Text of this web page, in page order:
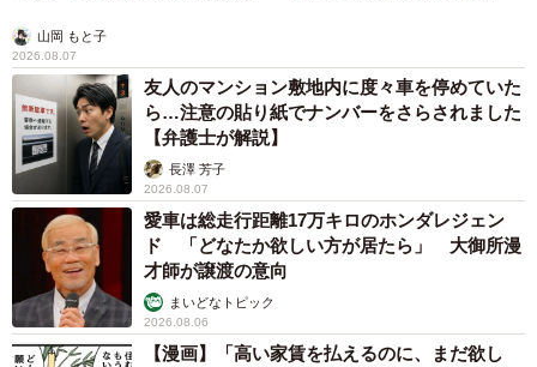
ルを購入したという人の声もあり、猫好きの多さを実感し
ました」
まって？？
適当に履いた靴下がジャストフィットすぎて一人で大爆笑
😸😸😸 https://t.co/skkHVw9L2o
pic.twitter.com/9LpAA2G0YM
— 猫魈 時雨 🐈‍⬛ ͗🐾 6/6 九国物怪者 (@shigure_nyao)
18, 2026
山岡 もと子
2026.08.07
友人のマンション敷地内に度々車を停めていた
ら…注意の貼り紙でナンバーをさらされました
【弁護士が解説】
長澤 芳子
2026.08.07
愛車は総走行距離17万キロのホンダレジェン
ド 「どなたか欲しい方が居たら」 大御所漫
才師が譲渡の意向
まいどなトピック
2026.08.06
【漫画】「高い家賃を払えるのに、まだ欲し